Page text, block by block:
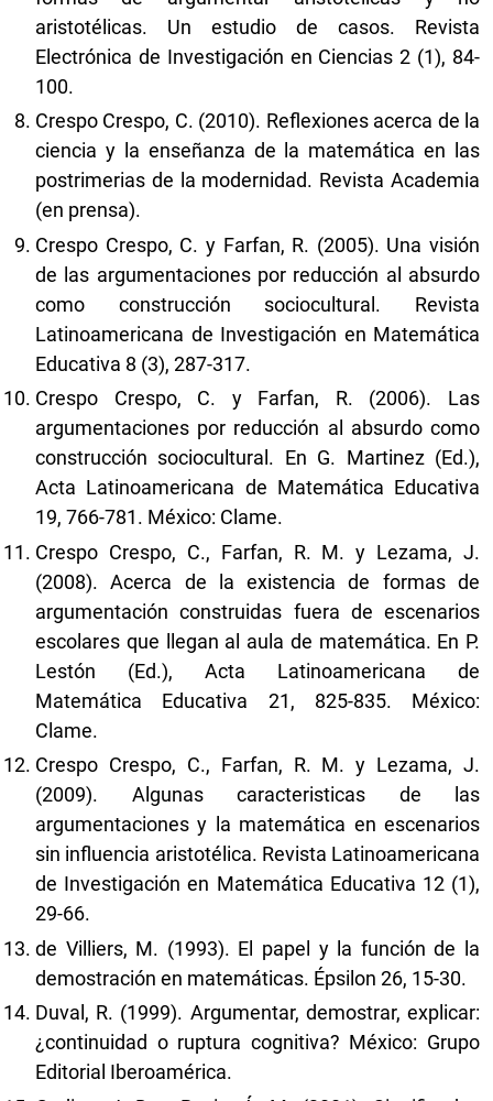
aristotélicas. Un estudio de casos. Revista
Electrónica de Investigación en Ciencias 2 (1), 84-
100.
Crespo Crespo, C. (2010). Reflexiones acerca de la
ciencia y la enseñanza de la matemática en las
postrimerias de la modernidad. Revista Academia
(en prensa).
Crespo Crespo, C. y Farfan, R. (2005). Una visión
de las argumentaciones por reducción al absurdo
como construcción sociocultural. Revista
Latinoamericana de Investigación en Matemática
Educativa 8 (3), 287-317.
Crespo Crespo, C. y Farfan, R. (2006). Las
argumentaciones por reducción al absurdo como
construcción sociocultural. En G. Martinez (Ed.),
Acta Latinoamericana de Matemática Educativa
19, 766-781. México: Clame.
Crespo Crespo, C., Farfan, R. M. y Lezama, J.
(2008). Acerca de la existencia de formas de
argumentación construidas fuera de escenarios
escolares que llegan al aula de matemática. En P.
Lestón (Ed.), Acta Latinoamericana de
Matemática Educativa 21, 825-835. México:
Clame.
Crespo Crespo, C., Farfan, R. M. y Lezama, J.
(2009). Algunas caracteristicas de las
argumentaciones y la matemática en escenarios
sin influencia aristotélica. Revista Latinoamericana
de Investigación en Matemática Educativa 12 (1),
29-66.
de Villiers, M. (1993). El papel y la función de la
demostración en matemáticas. Épsilon 26, 15-30.
Duval, R. (1999). Argumentar, demostrar, explicar:
¿continuidad o ruptura cognitiva? México: Grupo
Editorial Iberoamérica.